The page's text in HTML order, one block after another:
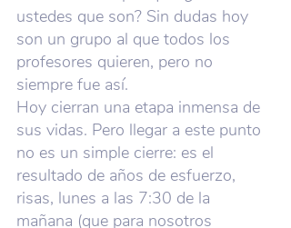
ustedes que son? Sin dudas hoy
son un grupo al que todos los
profesores quieren, pero no
siempre fue así.
Hoy cierran una etapa inmensa de
sus vidas. Pero llegar a este punto
no es un simple cierre: es el
resultado de años de esfuerzo,
risas, lunes a las 7:30 de la
mañana (que para nosotros